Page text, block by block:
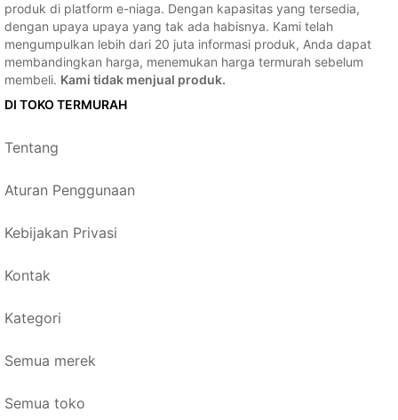
produk di platform e-niaga. Dengan kapasitas yang tersedia,
dengan upaya upaya yang tak ada habisnya. Kami telah
mengumpulkan lebih dari 20 juta informasi produk, Anda dapat
membandingkan harga, menemukan harga termurah sebelum
membeli. Kami tidak menjual produk.
DI TOKO TERMURAH
Tentang
Aturan Penggunaan
Kebijakan Privasi
Kontak
Kategori
Semua merek
Semua toko